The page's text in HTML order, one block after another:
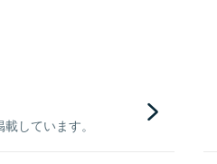
しています。